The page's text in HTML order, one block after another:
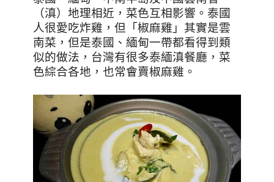
（滇）地理相近，菜色互相影響。泰國
人很愛吃炸雞，但「椒麻雞」其實是雲
南菜，但是泰國、緬甸一帶都看得到類
似的做法，台灣有很多泰緬滇餐廳，菜
色綜合各地，也常會賣椒麻雞。